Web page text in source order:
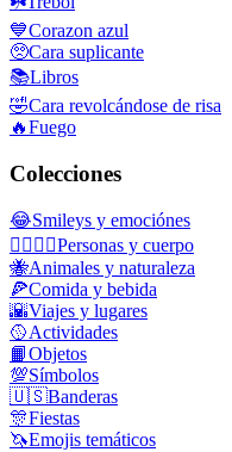
💙Corazon azul
🥺Cara suplicante
📚Libros
🤣Cara revolcándose de risa
🔥Fuego
Colecciones
😂Smileys y emociónes
👩‍❤️‍💋‍👨Personas y cuerpo
🐝Animales y naturaleza
🍕Comida y bebida
🌇Viajes y lugares
🥎Actividades
📙Objetos
💯Símbolos
🇺🇸Banderas
🎊Fiestas
🦄Emojis temáticos